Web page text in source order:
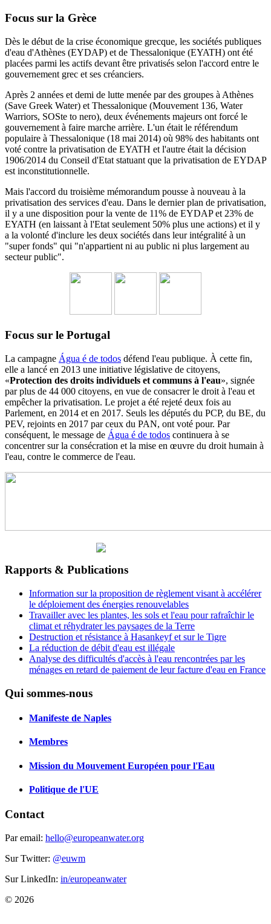
Focus sur la Grèce
Dès le début de la crise économique grecque, les sociétés publiques
d'eau d'Athènes (EYDAP) et de Thessalonique (EYATH) ont été
placées parmi les actifs devant être privatisés selon l'accord entre le
gouvernement grec et ses créanciers.
Après 2 années et demi de lutte menée par des groupes à Athènes
(Save Greek Water) et Thessalonique (Mouvement 136, Water
Warriors, SOSte to nero), deux événements majeurs ont forcé le
gouvernement à faire marche arrière. L'un était le référendum
populaire à Thessalonique (18 mai 2014) où 98% des habitants ont
voté contre la privatisation de EYATH et l'autre était la décision
1906/2014 du Conseil d'Etat statuant que la privatisation de EYDAP
est inconstitutionnelle.
Mais l'accord du troisième mémorandum pousse à nouveau à la
privatisation des services d'eau. Dans le dernier plan de privatisation,
il y a une disposition pour la vente de 11% de EYDAP et 23% de
EYATH (en laissant à l'Etat seulement 50% plus une actions) et il y
a la volonté d'inclure les deux sociétés dans leur intégralité à un
"super fonds" qui "n'appartient ni au public ni plus largement au
secteur public".
Focus sur le Portugal
La campagne Água é de todos défend l'eau publique. À cette fin,
elle a lancé en 2013 une initiative législative de citoyens,
«Protection des droits individuels et communs à l'eau», signée
par plus de 44 000 citoyens, en vue de consacrer le droit à l'eau et
empêcher la privatisation. Le projet a été rejeté deux fois au
Parlement, en 2014 et en 2017. Seuls les députés du PCP, du BE, du
PEV, rejoints en 2017 par ceux du PAN, ont voté pour. Par
conséquent, le message de Água é de todos continuera à se
concentrer sur la consécration et la mise en œuvre du droit humain à
l'eau, contre le commerce de l'eau.
Rapports & Publications
Information sur la proposition de règlement visant à accélérer
le déploiement des énergies renouvelables
Travailler avec les plantes, les sols et l'eau pour rafraîchir le
climat et réhydrater les paysages de la Terre
Destruction et résistance à Hasankeyf et sur le Tigre
La réduction de débit d'eau est illégale
Analyse des difficultés d'accès à l'eau rencontrées par les
ménages en retard de paiement de leur facture d'eau en France
Qui sommes-nous
Manifeste de Naples
Membres
Mission du Mouvement Européen pour l'Eau
Politique de l'UE
Contact
Par email: hello@europeanwater.org
Sur Twitter: @euwm
Sur LinkedIn: in/europeanwater
© 2026